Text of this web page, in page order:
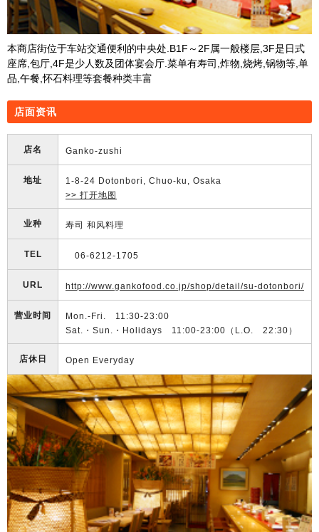
本商店街位于车站交通便利的中央处.B1F～2F属一般楼层,3F是日式
座席,包厅,4F是少人数及团体宴会厅.菜单有寿司,炸物,烧烤,锅物等,单
品,午餐,怀石料理等套餐种类丰富
店面资讯
店名 Ganko-zushi
地址
1-8-24 Dotonbori, Chuo-ku, Osaka
>> 打开地图
业种 寿司 和风料理
TEL 06-6212-1705
URL http://www.gankofood.co.jp/shop/detail/su-dotonbori/
营业时间
Mon.-Fri. 11:30-23:00
Sat.・Sun.・Holidays 11:00-23:00（L.O. 22:30）
店休日 Open Everyday